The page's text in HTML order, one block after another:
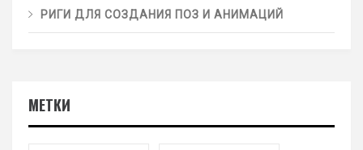
РИГИ ДЛЯ СОЗДАНИЯ ПОЗ И АНИМАЦИЙ
МЕТКИ